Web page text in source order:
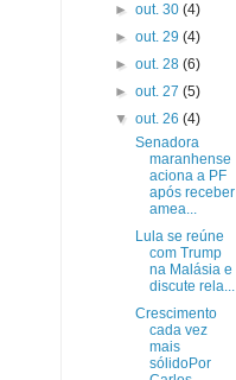
► out. 30 (4)
► out. 29 (4)
► out. 28 (6)
► out. 27 (5)
▼ out. 26 (4)
Senadora
maranhense
aciona a PF
após receber
amea...
Lula se reúne
com Trump
na Malásia e
discute rela...
Crescimento
cada vez
mais
sólidoPor